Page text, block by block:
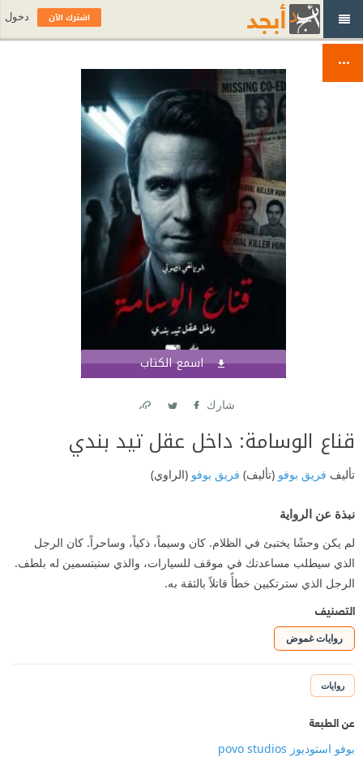
اسمع الكتاب
شارك
قناع الوسامة: داخل عقل تيد بندي
تأليف فريق بوفو (تأليف) فريق بوفو (الراوي)
نبذة عن الرواية
لم يكن وحشًا يختبئ في الظلام. كان وسيماً، ذكياً، وساحراً. كان الرجل
الذي سيطلب مساعدتك في موقف للسيارات، والذي ستبتسمين له بلطف.
الرجل الذي سترتكبين خطأً قاتلاً بالثقة به.
التصنيف
روايات غموض
روايات
عن الطبعة
بوفو استوديوز povo studios
اشترك الآن دخول